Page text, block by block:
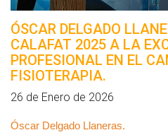
ÓSCAR DELGADO
CALAFAT 2025 A LA
PROFESIONAL EN EL
FISIOTERAPIA.
26 de Enero de 2026
Óscar Delgado Llaneras.